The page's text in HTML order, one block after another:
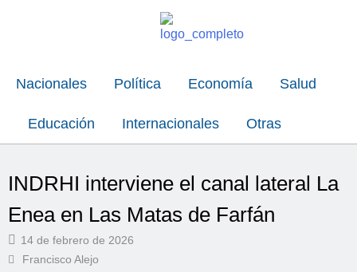
Nacionales Política Economía Salud
Educación Internacionales Otras
INDRHI interviene el canal lateral La
Enea en Las Matas de Farfán
14 de febrero de 2026
Francisco Alejo